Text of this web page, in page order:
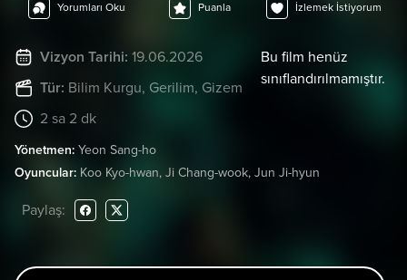
Yorumları Oku Puanla İzlemek İstiyorum
Vizyon Tarihi: 19.06.2026
Tür: Bilim Kurgu, Gerilim, Gizem
2 sa 2 dk
Bu film henüz
sınıflandırılmamıştır.
Yönetmen: Yeon Sang-ho
Oyuncular: Koo Kyo-hwan, Ji Chang-wook, Jun Ji-hyun
Paylaş: